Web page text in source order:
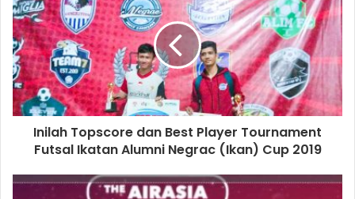
Inilah Topscore dan Best Player Tournament
Futsal Ikatan Alumni Negrac (Ikan) Cup 2019